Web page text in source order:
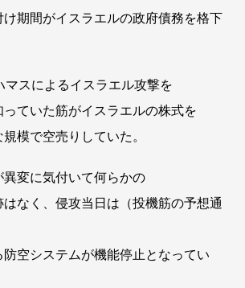
け期間がイスラエルの政府債務を格下
マスによるイスラエル攻撃を
っていた筋がイスラエルの株式を
模で空売りしていた。
変に気付いて何らかの
なく、侵攻当日は（投機筋の予想通
空システムが機能停止となってい